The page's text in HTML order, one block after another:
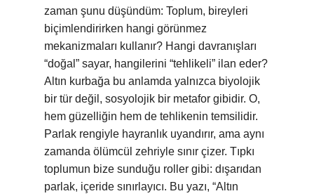
zaman şunu düşündüm: Toplum, bireyleri
biçimlendirirken hangi görünmez
mekanizmaları kullanır? Hangi davranışları
“doğal” sayar, hangilerini “tehlikeli” ilan eder?
Altın kurbağa bu anlamda yalnızca biyolojik
bir tür değil, sosyolojik bir metafor gibidir. O,
hem güzelliğin hem de tehlikenin temsilidir.
Parlak rengiyle hayranlık uyandırır, ama aynı
zamanda ölümcül zehriyle sınır çizer. Tıpkı
toplumun bize sunduğu roller gibi: dışarıdan
parlak, içeride sınırlayıcı. Bu yazı, “Altın